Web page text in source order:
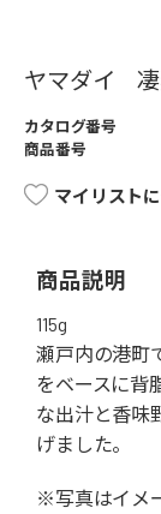
ヤマダイ 凄
カタログ番号
商品番号
マイリスト
商品説明
115g
瀬戸内の港町
をベースに背
な出汁と香味
げました。
※写真はイメ